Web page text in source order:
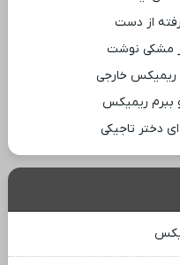
از دست
مشکی نوشت
ریمیکس خارجی
ریمیکس
دختر تاجیکی